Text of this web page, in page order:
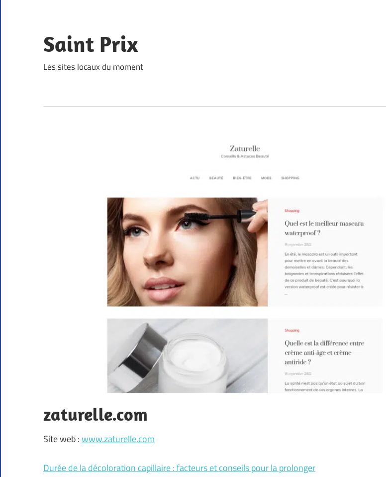
content
Saint Prix
Les sites locaux du moment
zaturelle.com
Site web :www.zaturelle.com
Durée de la décoloration capillaire : facteurs et conseils pour la prolonger